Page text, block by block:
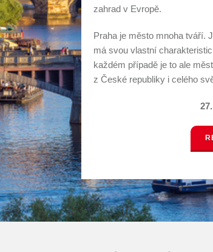
zahrad v Evropě.
Praha je město mnoha tváří.
má svou vlastní
každém případě je to ale
z České republiky i celého